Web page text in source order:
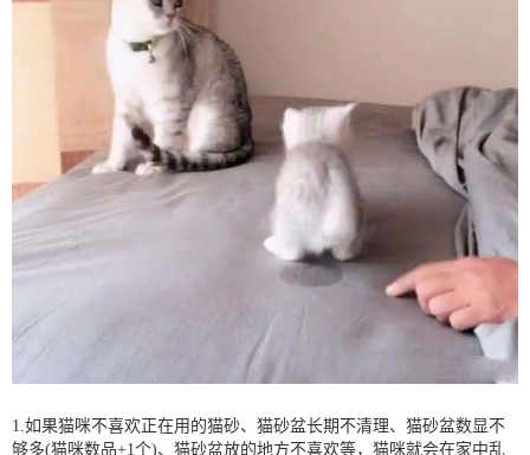
1.如果猫咪不喜欢正在用的猫砂、猫砂盆长期不清理、猫砂盆数显不
够多(猫咪数品+1个)、猫砂盆放的地方不喜欢等，猫咪就会在家中乱